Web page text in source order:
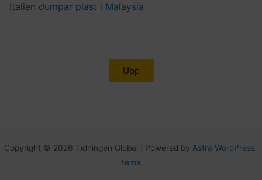
Italien dumpar plast i Malaysia
Upp
Copyright © 2026 Tidningen Global | Powered by Astra WordPress-
tema